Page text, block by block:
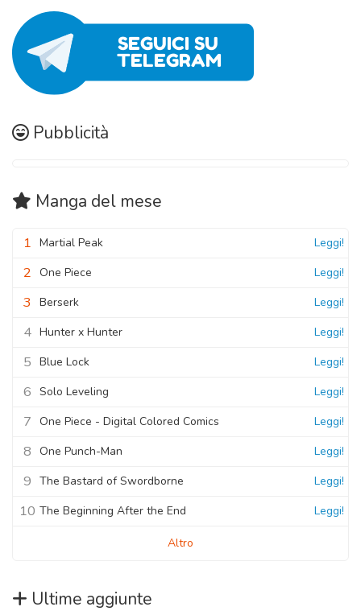
Pubblicità
Manga del mese
1 Martial Peak Leggi!
2 One Piece Leggi!
3 Berserk Leggi!
4 Hunter x Hunter Leggi!
5 Blue Lock Leggi!
6 Solo Leveling Leggi!
7 One Piece - Digital Colored Comics Leggi!
8 One Punch-Man Leggi!
9 The Bastard of Swordborne Leggi!
10 The Beginning After the End Leggi!
Altro
Ultime aggiunte